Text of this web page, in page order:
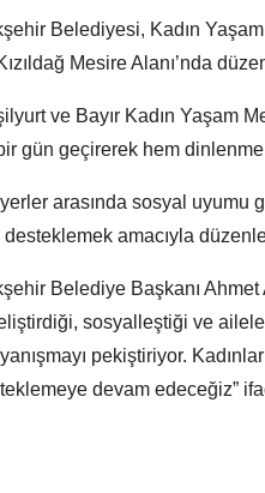
Belediyesi, Kadın
Mesire Alanı’nda
ve Bayır Kadın Yaşam
gün geçirerek hem
arasında sosyal uyumu
amacıyla
Belediye Başkanı Ahmet
sosyalleştiği ve
pekiştiriyor.
devam edeceğiz”